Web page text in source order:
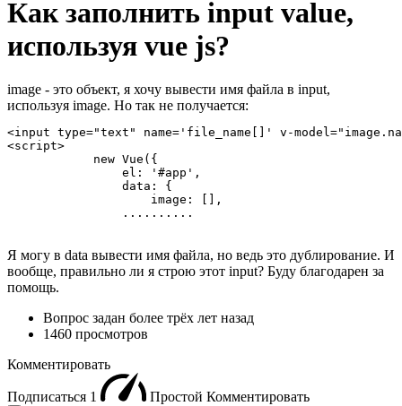
Как заполнить input value,
используя vue js?
image - это объект, я хочу вывести имя файла в input,
используя image. Но так не получается:
<input type="text" name='file_name[]' v-
<script>
            new Vue({
                el: '#app',
                data: {
                    image: [],
                ..........
Я могу в data вывести имя файла, но ведь это дублирование. И
вообще, правильно ли я строю этот input? Буду благодарен за
помощь.
Вопрос задан более трёх лет назад
1460 просмотров
Комментировать
Подписаться 1 Простой Комментировать